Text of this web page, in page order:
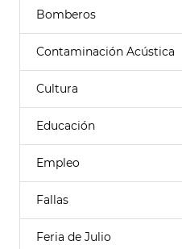
Bomberos
Contaminación Acústica
Cultura
Educación
Empleo
Fallas
Feria de Julio